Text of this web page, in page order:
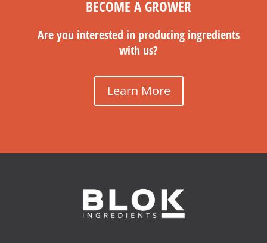
BECOME A GROWER
Are you interested in producing ingredients
with us?
Learn More